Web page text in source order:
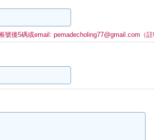
號後5碼或email: pemadecholing77@gmail.com（